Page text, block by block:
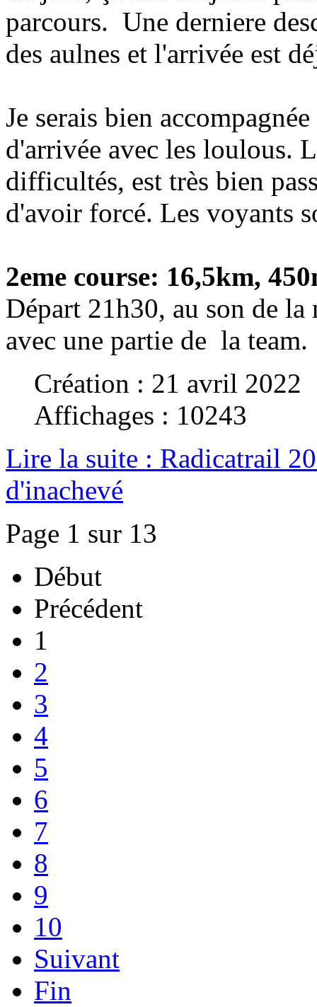
parcours. Une derniere
des aulnes et l'arrivée est
Je serais bien
d'arrivée avec les loulous.
difficultés, est très bien
d'avoir forcé. Les voyants
2eme course: 16,5km,
Départ 21h30, au son de la
avec une partie de la team.
Création : 21 avril 2022
Affichages : 10243
Lire la suite : Radicatrail
d'inachevé
Page 1 sur 13
Début
Précédent
1
2
3
4
5
6
7
8
9
10
Suivant
Fin